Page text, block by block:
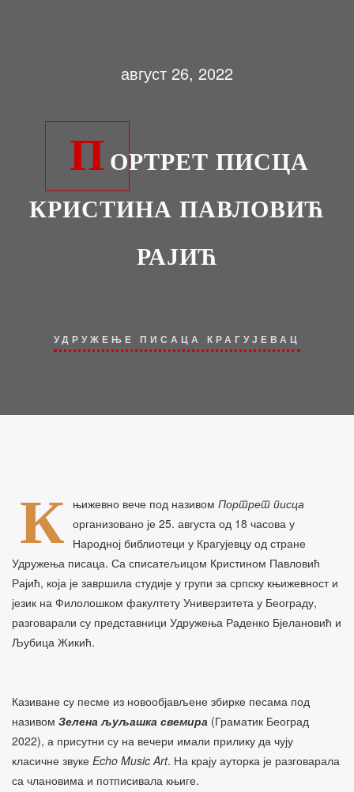
август 26, 2022
П ОРТРЕТ ПИСЦА
КРИСТИНА ПАВЛОВИЋ
РАЈИЋ
УДРУЖЕЊЕ ПИСАЦА КРАГУЈЕВАЦ
К њижевно вече под називом Портрет писца
организовано је 25. августа од 18 часова у
Народној библиотеци у Крагујевцу од стране
Удружења писаца. Са списатељицом Кристином Павловић
Рајић, која је завршила студије у групи за српску књижевност и
језик на Филолошком факултету Универзитета у Београду,
разговарали су представници Удружења Раденко Бјелановић и
Љубица Жикић.
Казиване су песме из новообјављене збирке песама под
називом Зелена љуљашка свемира (Граматик Београд
2022), а присутни су на вечери имали прилику да чују
класичне звуке Echo Music Art. На крају ауторка је разговарала
са члановима и потписивала књиге.